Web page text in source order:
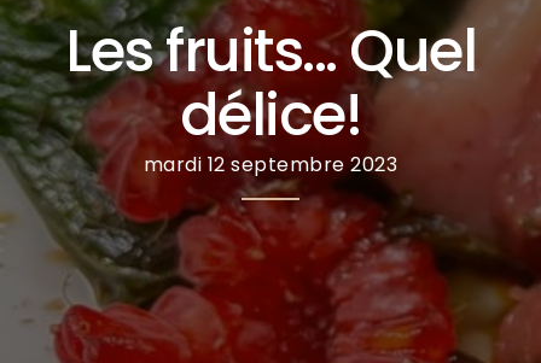
Les fruits... Quel
délice!
mardi 12 septembre 2023